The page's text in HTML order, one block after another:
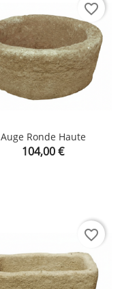
Auge Ronde Haute
Prix
104,00 €
favorite_border
favorite_border